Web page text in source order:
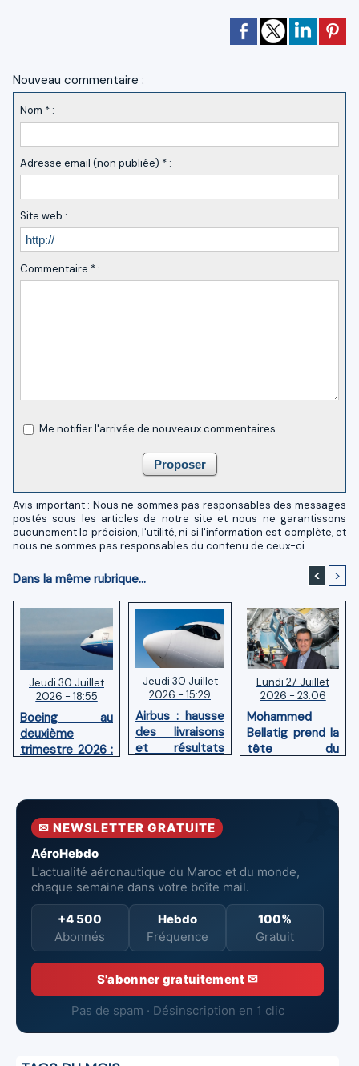
Nouveau commentaire :
Nom * :
Adresse email (non publiée) * :
Site web :
Commentaire * :
Me notifier l'arrivée de nouveaux commentaires
Avis important : Nous ne sommes pas responsables des messages
postés sous les articles de notre site et nous ne garantissons
aucunement la précision, l'utilité, ni si l'information est complète, et
nous ne sommes pas responsables du contenu de ceux-ci.
Dans la même rubrique... < >
Jeudi 30 Juillet
2026 - 18:55
Boeing au
deuxième
trimestre 2026 :
Chiffre d'affaires
pertes nettes
Jeudi 30 Juillet
2026 - 15:29
Airbus : hausse
des livraisons
et résultats
financiers
premier
Lundi 27 Juillet
2026 - 23:06
Mohammed
Bellatig prend la
tête du
Groupement
Marocaines
✉ NEWSLETTER GRATUITE
AéroHebdo
L'actualité aéronautique du Maroc et du monde,
chaque semaine dans votre boîte mail.
+4 500
Abonnés
Hebdo
Fréquence
100%
Gratuit
S'abonner gratuitement ✉
Pas de spam · Désinscription en 1 clic